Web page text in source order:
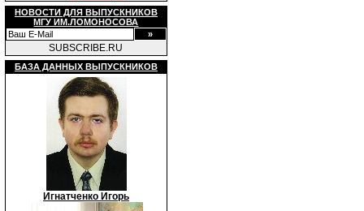
НОВОСТИ ДЛЯ ВЫПУСКНИКОВ
МГУ ИМ.ЛОМОНОСОВА
SUBSCRIBE.RU
БАЗА ДАННЫХ ВЫПУСКНИКОВ
Игнатченко Игорь